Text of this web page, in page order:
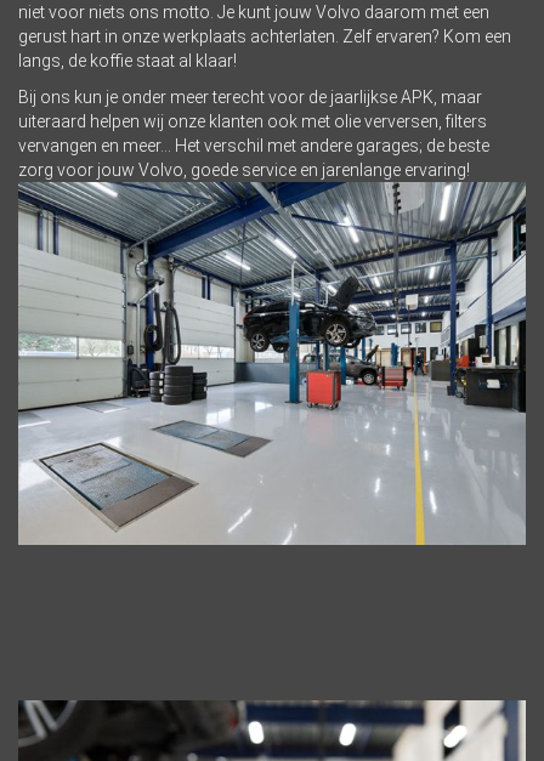
niet voor niets ons motto. Je kunt jouw Volvo daarom met een
gerust hart in onze werkplaats achterlaten. Zelf ervaren? Kom een
langs, de koffie staat al klaar!
Bij ons kun je onder meer terecht voor de jaarlijkse APK, maar
uiteraard helpen wij onze klanten ook met olie verversen, filters
vervangen en meer… Het verschil met andere garages; de beste
zorg voor jouw Volvo, goede service en jarenlange ervaring!